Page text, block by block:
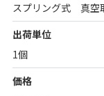
スプリング式 真
出荷単位
1個
価格